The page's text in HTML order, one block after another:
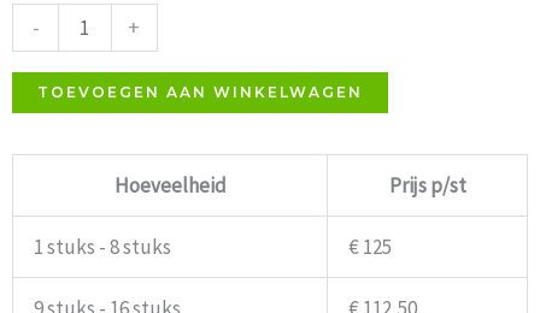
-
terrasstoel
aarde
bruin
Resol
+
TOEVOEGEN AAN WINKELWAGEN
Hoeveelheid Prijs p/st
1 stuks - 8 stuks € 125